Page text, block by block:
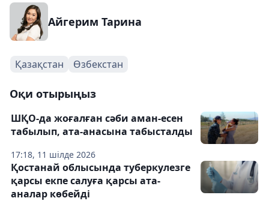
Айгерим Тарина
Қазақстан Өзбекстан
Оқи отырыңыз
17:18, 11 шілде 2026
ШҚО-да жоғалған сәби аман-есен
табылып, ата-анасына табысталды
Қостанай облысында туберкулезге
қарсы екпе салуға қарсы ата-
аналар көбейді